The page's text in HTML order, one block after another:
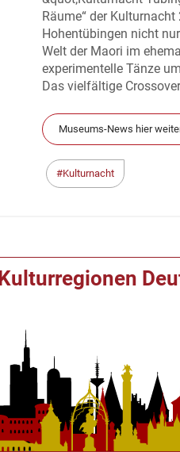
Räume“ der
Hohentübingen nicht
Welt der Maori im
experimentelle Tänze
Das vielfältige
Museums-News hier
Kulturnacht